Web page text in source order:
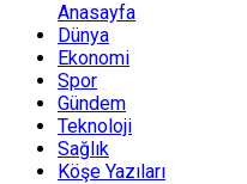
Anasayfa
Dünya
Ekonomi
Spor
Gündem
Teknoloji
Sağlık
Köşe Yazıları